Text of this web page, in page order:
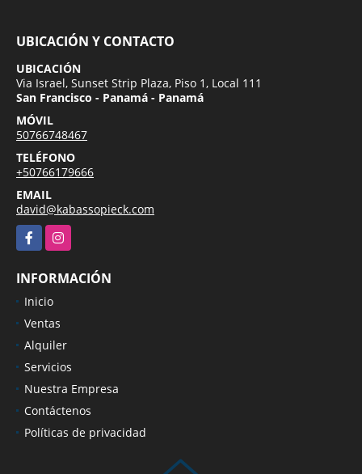
UBICACIÓN Y CONTACTO
UBICACIÓN
Via Israel, Sunset Strip Plaza, Piso 1, Local 111
San Francisco - Panamá - Panamá
MÓVIL
50766748467
TELÉFONO
+50766179666
EMAIL
david@kabassopieck.com
FacebookInstagram
INFORMACIÓN
Inicio
Ventas
Alquiler
Servicios
Nuestra Empresa
Contáctenos
Políticas de privacidad